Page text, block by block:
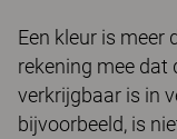
Een kleur is meer
rekening mee dat
verkrijgbaar is in
bijvoorbeeld, is